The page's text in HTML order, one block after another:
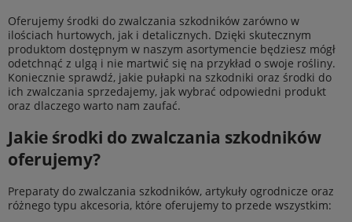
Oferujemy środki do zwalczania szkodników zarówno w
ilościach hurtowych, jak i detalicznych. Dzięki skutecznym
produktom dostępnym w naszym asortymencie będziesz mógł
odetchnąć z ulgą i nie martwić się na przykład o swoje rośliny.
Koniecznie sprawdź, jakie pułapki na szkodniki oraz środki do
ich zwalczania sprzedajemy, jak wybrać odpowiedni produkt
oraz dlaczego warto nam zaufać.
Jakie środki do zwalczania szkodników
oferujemy?
Preparaty do zwalczania szkodników, artykuły ogrodnicze oraz
różnego typu akcesoria, które oferujemy to przede wszystkim: